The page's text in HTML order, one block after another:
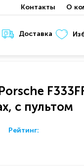
Контакты О
Доставка
с пультом
Рейтинг: